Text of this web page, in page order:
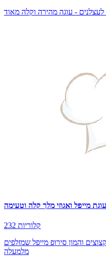
לעצלנים - עוגה מהירה וקלה מאוד
עוגת מייפל ואגוזי מלך קלה וטעימה
232 קלוריות
והמון סירופ מייפל שמזלפים
מלמעלה